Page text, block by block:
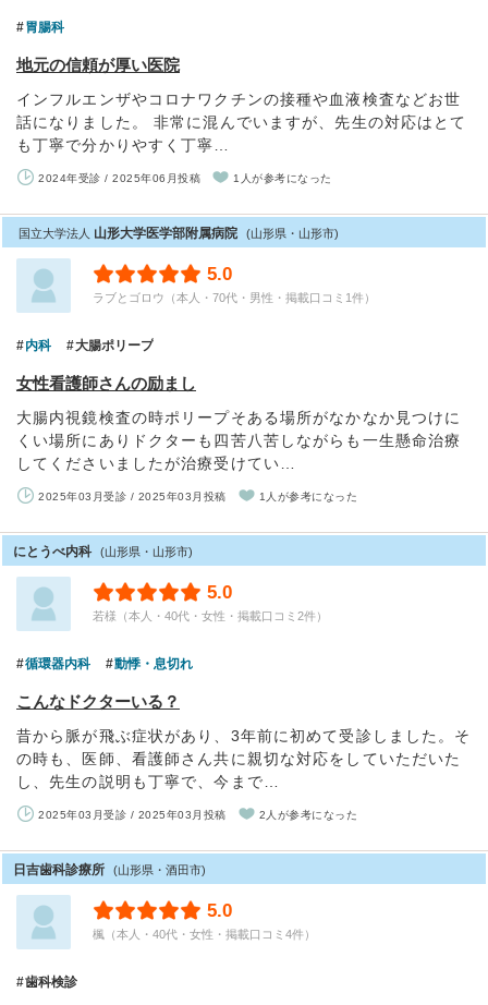
胃腸科
地元の信頼が厚い医院
インフルエンザやコロナワクチンの接種や血液検査などお世
話になりました。 非常に混んでいますが、先生の対応はとて
も丁寧で分かりやすく丁寧…
2024年受診 / 2025年06月投稿 1人が参考になった
国立大学法人 山形大学医学部附属病院 (山形県・山形市)
5.0
ラブとゴロウ（本人・70代・男性・掲載口コミ1件）
内科 大腸ポリープ
女性看護師さんの励まし
大腸内視鏡検査の時ポリープそある場所がなかなか見つけに
くい場所にありドクターも四苦八苦しながらも一生懸命治療
してくださいましたが治療受けてい…
2025年03月受診 / 2025年03月投稿 1人が参考になった
にとうべ内科 (山形県・山形市)
5.0
若様（本人・40代・女性・掲載口コミ2件）
循環器内科 動悸・息切れ
こんなドクターいる？
昔から脈が飛ぶ症状があり、3年前に初めて受診しました。そ
の時も、医師、看護師さん共に親切な対応をしていただいた
し、先生の説明も丁寧で、今まで…
2025年03月受診 / 2025年03月投稿 2人が参考になった
日吉歯科診療所 (山形県・酒田市)
5.0
楓（本人・40代・女性・掲載口コミ4件）
歯科検診